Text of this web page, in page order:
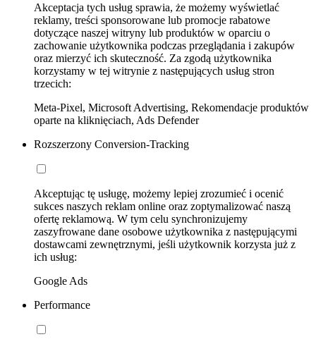
Akceptacja tych usług sprawia, że możemy wyświetlać
reklamy, treści sponsorowane lub promocje rabatowe
dotyczące naszej witryny lub produktów w oparciu o
zachowanie użytkownika podczas przeglądania i zakupów
oraz mierzyć ich skuteczność. Za zgodą użytkownika
korzystamy w tej witrynie z następujących usług stron
trzecich:
Meta-Pixel, Microsoft Advertising, Rekomendacje produktów
oparte na kliknięciach, Ads Defender
Rozszerzony Conversion-Tracking
Akceptując tę usługę, możemy lepiej zrozumieć i ocenić
sukces naszych reklam online oraz zoptymalizować naszą
ofertę reklamową. W tym celu synchronizujemy
zaszyfrowane dane osobowe użytkownika z następującymi
dostawcami zewnętrznymi, jeśli użytkownik korzysta już z
ich usług:
Google Ads
Performance